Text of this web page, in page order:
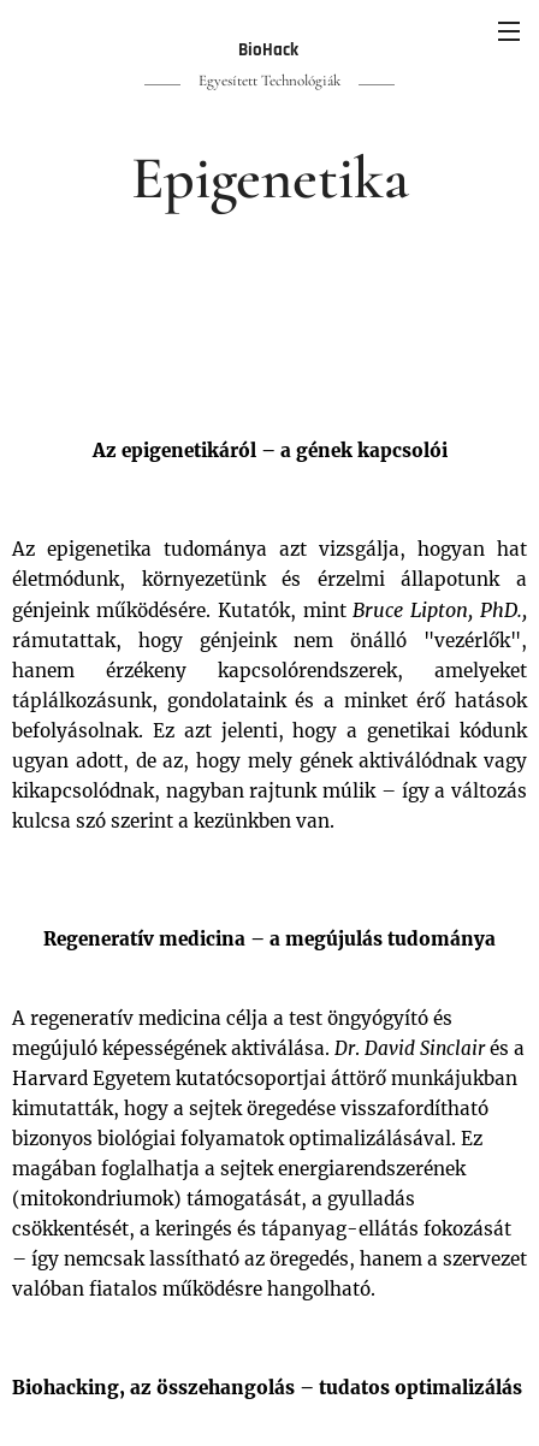
BioHack
Egyesített Technológiák
Epigenetika
Az epigenetikáról – a gének kapcsolói
Az epigenetika tudománya azt vizsgálja, hogyan hat
életmódunk, környezetünk és érzelmi állapotunk a
génjeink működésére. Kutatók, mintBruce Lipton, PhD.,
rámutattak, hogy génjeink nem önálló "vezérlők",
hanem érzékeny kapcsolórendszerek, amelyeket
táplálkozásunk, gondolataink és a minket érő hatások
befolyásolnak. Ez azt jelenti, hogy a genetikai kódunk
ugyan adott, de az, hogy mely gének aktiválódnak vagy
kikapcsolódnak, nagyban rajtunk múlik – így a változás
kulcsa szó szerint a kezünkben van.
Regeneratív medicina – a megújulás tudománya
A regeneratív medicina célja a test öngyógyító és
megújuló képességének aktiválása. Dr. David Sinclairés a
Harvard Egyetem kutatócsoportjai áttörő munkájukban
kimutatták, hogy a sejtek öregedése visszafordítható
bizonyos biológiai folyamatok optimalizálásával. Ez
magában foglalhatja a sejtek energiarendszerének
(mitokondriumok) támogatását, a gyulladás
csökkentését, a keringés és tápanyag-ellátás fokozását
– így nemcsak lassítható az öregedés, hanem a szervezet
valóban fiatalos működésre hangolható.
Biohacking, az összehangolás – tudatos optimalizálás